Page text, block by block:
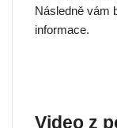
Následně vám
informace.
Video z